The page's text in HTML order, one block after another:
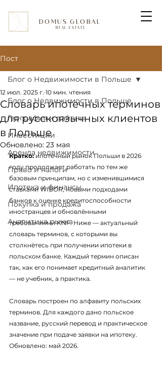
DOMUS GLOBAL
REAL ESTATE
Пост
Блог о Недвижимости в Польше
География и районы
Инвестиции
Аренда недвижимости
Право и налоги
Ипотека и финансы
Покупка и продажа
Аналитика рынка
Блог о Недвижимости в Польше
Словарь ипотечных терминов
для русскоязычных клиентов
в Польше
12 июл. 2025 г. 10 мин. чтения
Обновлено: 23 мая
Кратко: ипотечный рынок Польши в 2026
году продолжает работать по тем же
базовым принципам, но с изменившимися
ставками WIBOR, новыми подходами
банков к оценке кредитоспособности
иностранцев и обновлёнными
требованиями KNF. Ниже — актуальный
словарь терминов, с которыми вы
столкнётесь при получении ипотеки в
польском банке. Каждый термин описан
так, как его понимает кредитный аналитик
— не учебник, а практика.
Словарь построен по алфавиту польских
терминов. Для каждого дано польское
название, русский перевод и практическое
значение при подаче заявки на ипотеку.
Обновлено: май 2026.